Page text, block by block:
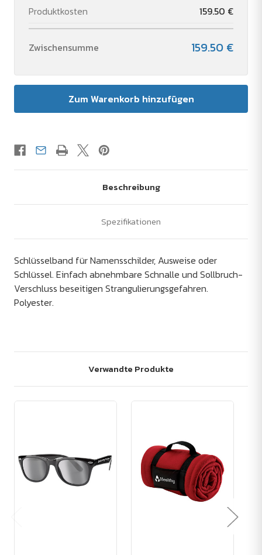
Produktkosten 159.50 €
Zwischensumme 159.50 €
Beschreibung
Spezifikationen
Schlüsselband für Namensschilder, Ausweise oder
Schlüssel. Einfach abnehmbare Schnalle und Sollbruch-
Verschluss beseitigen Strangulierungsgefahren.
Polyester.
Verwandte Produkte